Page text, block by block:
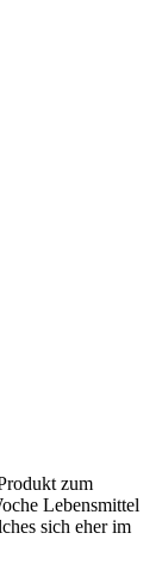
zum
Lebensmittel
sich eher im